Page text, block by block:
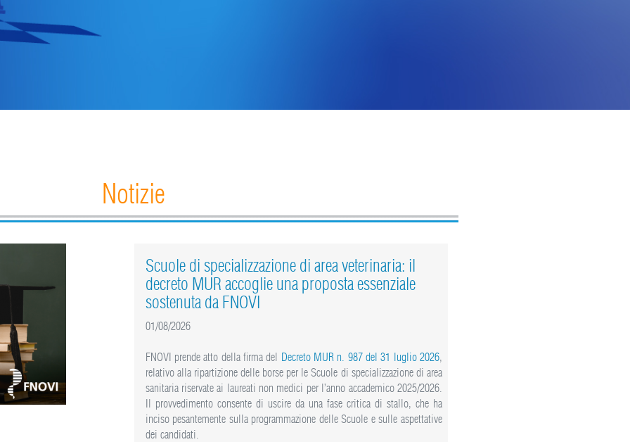
Notizie
Scuole di specializzazione di area veterinaria: il
decreto MUR accoglie una proposta essenziale
sostenuta da FNOVI
01/08/2026
FNOVI prende atto della firma del Decreto MUR n. 987 del 31 luglio 2026,
relativo alla ripartizione delle borse per le Scuole di specializzazione di area
sanitaria riservate ai laureati non medici per l’anno accademico 2025/2026.
Il provvedimento consente di uscire da una fase critica di stallo, che ha
inciso pesantemente sulla programmazione delle Scuole e sulle aspettative
dei candidati.